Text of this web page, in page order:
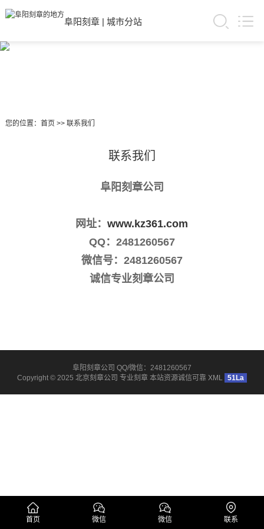
阜阳刻章| 城市分站
您的位置： 首页 >> 联系我们
联系我们
阜阳刻章公司
网址：www.kz361.com
QQ：2481260567
微信号：2481260567
诚信专业刻章公司
阜阳刻章公司 QQ/微信：2481260567
Copyright © 2025 北京刻章公司 专业刻章 本站资源诚信可靠 XML 51La
首页 微信 微信 联系